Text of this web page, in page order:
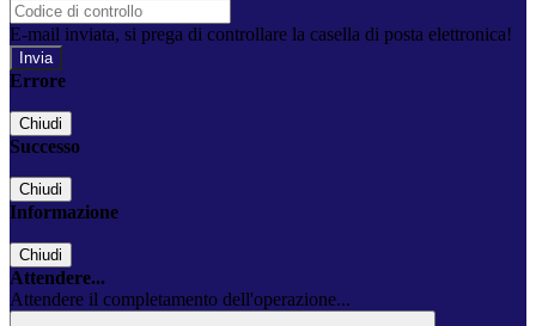
E-mail inviata, si prega di controllare la casella di posta elettronica!
Errore
Chiudi
Successo
Chiudi
Informazione
Chiudi
Attendere...
Attendere il completamento dell'operazione...